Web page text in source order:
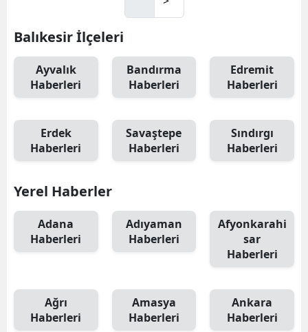
Balıkesir İlçeleri
Ayvalık
Haberleri
Bandırma
Haberleri
Edremit
Haberleri
Erdek
Haberleri
Savaştepe
Haberleri
Sındırgı
Haberleri
Yerel Haberler
Adana
Haberleri
Adıyaman
Haberleri
Afyonkarahi
sar
Haberleri
Ağrı
Haberleri
Amasya
Haberleri
Ankara
Haberleri